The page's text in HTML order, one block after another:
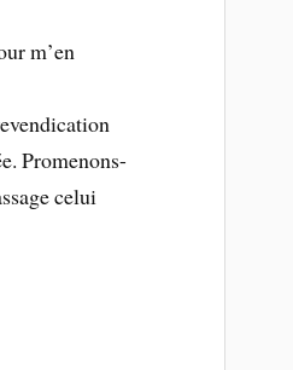
m’en
Promenons-
celui